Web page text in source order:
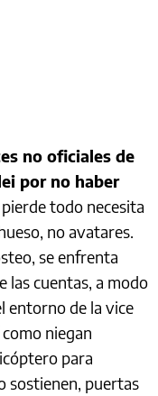
no oficiales de
por no haber
todo necesita
no avatares.
se enfrenta
las cuentas, a modo
entorno de la vice
niegan
para
sostienen, puertas